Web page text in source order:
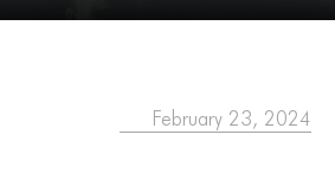
February 23, 2024